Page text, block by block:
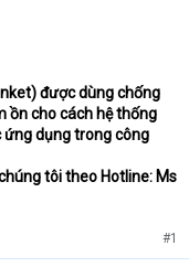
được dùng chống
ồn cho cách hệ thống
ứng dụng trong công
tôi theo Hotline: Ms
#1